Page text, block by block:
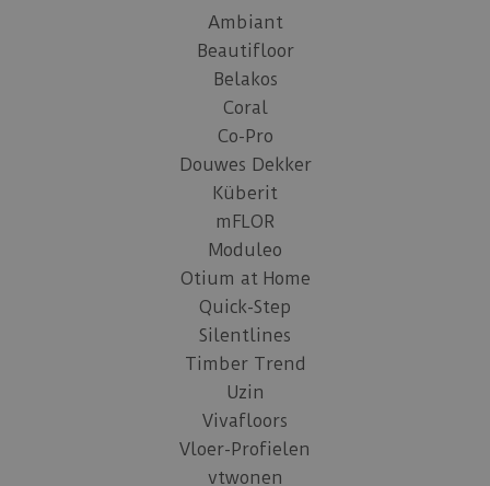
Ambiant
Beautifloor
Belakos
Coral
Co-Pro
Douwes Dekker
Küberit
mFLOR
Moduleo
Otium at Home
Quick-Step
Silentlines
Timber Trend
Uzin
Vivafloors
Vloer-Profielen
vtwonen